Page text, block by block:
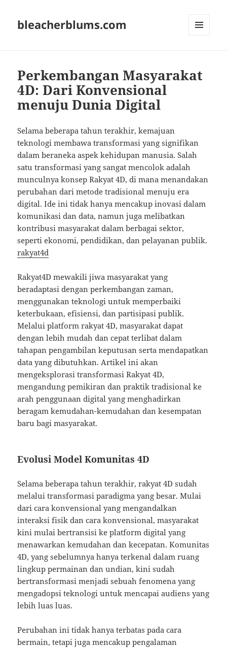
bleacherblums.com
Perkembangan Masyarakat
4D: Dari Konvensional
menuju Dunia Digital
Selama beberapa tahun terakhir, kemajuan
teknologi membawa transformasi yang signifikan
dalam beraneka aspek kehidupan manusia. Salah
satu transformasi yang sangat mencolok adalah
munculnya konsep Rakyat 4D, di mana menandakan
perubahan dari metode tradisional menuju era
digital. Ide ini tidak hanya mencakup inovasi dalam
komunikasi dan data, namun juga melibatkan
kontribusi masyarakat dalam berbagai sektor,
seperti ekonomi, pendidikan, dan pelayanan publik.
rakyat4d
Rakyat4D mewakili jiwa masyarakat yang
beradaptasi dengan perkembangan zaman,
menggunakan teknologi untuk memperbaiki
keterbukaan, efisiensi, dan partisipasi publik.
Melalui platform rakyat 4D, masyarakat dapat
dengan lebih mudah dan cepat terlibat dalam
tahapan pengambilan keputusan serta mendapatkan
data yang dibutuhkan. Artikel ini akan
mengeksplorasi transformasi Rakyat 4D,
mengandung pemikiran dan praktik tradisional ke
arah penggunaan digital yang menghadirkan
beragam kemudahan-kemudahan dan kesempatan
baru bagi masyarakat.
Evolusi Model Komunitas 4D
Selama beberapa tahun terakhir, rakyat 4D sudah
melalui transformasi paradigma yang besar. Mulai
dari cara konvensional yang mengandalkan
interaksi fisik dan cara konvensional, masyarakat
kini mulai bertransisi ke platform digital yang
menawarkan kemudahan dan kecepatan. Komunitas
4D, yang sebelumnya hanya terkenal dalam ruang
lingkup permainan dan undian, kini sudah
bertransformasi menjadi sebuah fenomena yang
mengadopsi teknologi untuk mencapai audiens yang
lebih luas luas.
Perubahan ini tidak hanya terbatas pada cara
bermain, tetapi juga mencakup pengalaman